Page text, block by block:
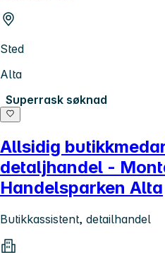
Sted
Alta
Superrask søknad
Allsidig
detaljhandel -
Handelsparken Alta
Butikkassistent, detailhandel